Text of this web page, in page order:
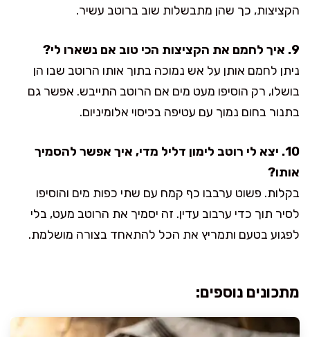
הקציצות, כך שהן מתבשלות שוב ברוטב עשיר.
9. איך לחמם את הקציצות הכי טוב אם נשארו לי?
ניתן לחמם אותן על אש נמוכה בתוך אותו הרוטב שבו הן
בושלו, רק הוסיפו מעט מים אם הרוטב התייבש. אפשר גם
בתנור בחום נמוך עם עטיפה בכיסוי אלומיניום.
10. יצא לי רוטב לימון דליל מדי, איך אפשר להסמיך
אותו?
בקלות. פשוט ערבבו כף קמח עם שתי כפות מים והוסיפו
לסיר תוך כדי ערבוב עדין. זה יסמיך את הרוטב מעט, בלי
לפגוע בטעם ותמריץ את הכל להתאחד בצורה מושלמת.
מתכונים נוספים: